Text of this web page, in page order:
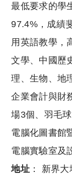
最低要求的學
97.4%，成績
用英語教學，
文學、中國歷
理、生物、地
企業會計與財
場3個、羽毛
電腦化圖書館
電腦實驗室及
地址 ： 新界